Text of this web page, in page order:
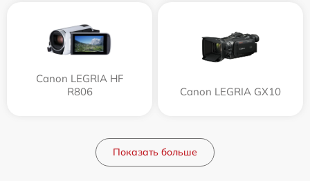
Canon LEGRIA HF
R806
Canon LEGRIA GX10
Показать больше